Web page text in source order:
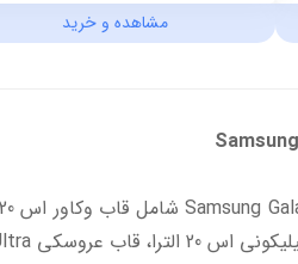
مشاهده و خرید